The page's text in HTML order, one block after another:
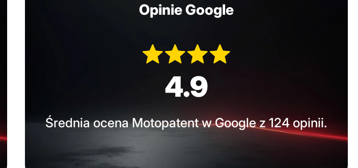
Opinie Google
4.9
Średnia ocena Motopatent w Google z 124 opinii.